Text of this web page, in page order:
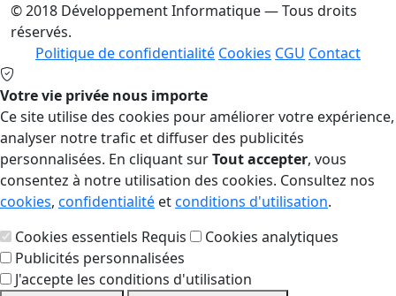
© 2018 Développement Informatique — Tous droits
réservés.
Politique de confidentialité Cookies CGU Contact
Votre vie privée nous importe
Ce site utilise des cookies pour améliorer votre expérience,
analyser notre trafic et diffuser des publicités
personnalisées. En cliquant surTout accepter, vous
consentez à notre utilisation des cookies. Consultez nos
cookies, confidentialité etconditions d'utilisation.
Cookies essentiels Requis
Cookies analytiques
Publicités personnalisées
J'accepte les conditions d'utilisation